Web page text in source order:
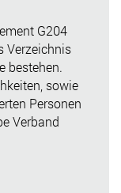
G204
Verzeichnis
bestehen.
sowie
Personen
Verband